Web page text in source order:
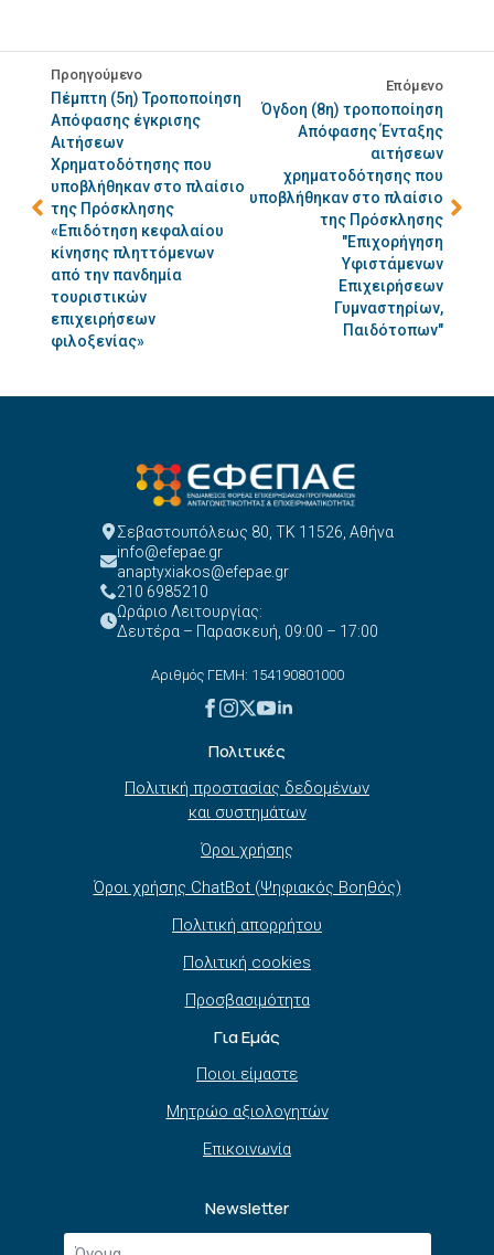
Προηγούμενο
Πέμπτη (5η) Τροποποίηση
Απόφασης έγκρισης
Αιτήσεων
Χρηματοδότησης που
υποβλήθηκαν στο πλαίσιο
της Πρόσκλησης
«Επιδότηση κεφαλαίου
κίνησης πληττόμενων
από την πανδημία
τουριστικών
επιχειρήσεων
φιλοξενίας»
Επόμενο
Όγδοη (8η) τροποποίηση
Απόφασης Ένταξης
αιτήσεων
χρηματοδότησης που
υποβλήθηκαν στο πλαίσιο
της Πρόσκλησης
"Επιχορήγηση
Υφιστάμενων
Επιχειρήσεων
Γυμναστηρίων,
Παιδότοπων"
Σεβαστουπόλεως 80, ΤΚ 11526, Αθήνα
info@efepae.gr
anaptyxiakos@efepae.gr
210 6985210
Ωράριο Λειτουργίας:
Δευτέρα – Παρασκευή, 09:00 – 17:00
Αριθμός ΓΕΜΗ: 154190801000
Πολιτικές
Πολιτική προστασίας δεδομένων
και συστημάτων
Όροι χρήσης
Όροι χρήσης ChatBot (Ψηφιακός Βοηθός)
Πολιτική απορρήτου
Πολιτική cookies
Προσβασιμότητα
Για Εμάς
Ποιοι είμαστε
Μητρώο αξιολογητών
Επικοινωνία
Newsletter
Όνομα